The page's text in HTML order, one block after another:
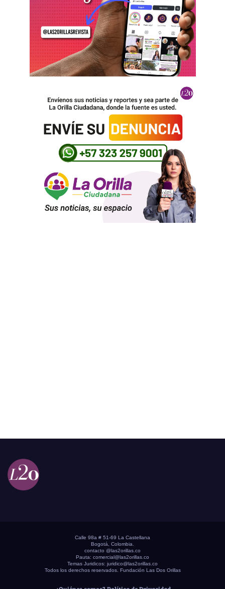
Calle 98a # 51-69 La Castellana
Bogotá, Colombia.
contacto @las2orillas.co
Pauta: comercial@las2orillas.co
Temas Juridicos: juridico@las2orillas.co
Todos los derechos reservados. Fundación Las Dos Orillas